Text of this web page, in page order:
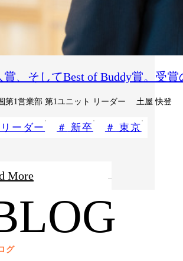
賞、そしてBest of Buddy賞。受
第1営業部 第1ユニット リーダー 土屋 快登
リーダー 新卒 東京
More
グ